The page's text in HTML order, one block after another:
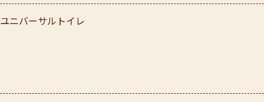
ユニバーサルトイレ